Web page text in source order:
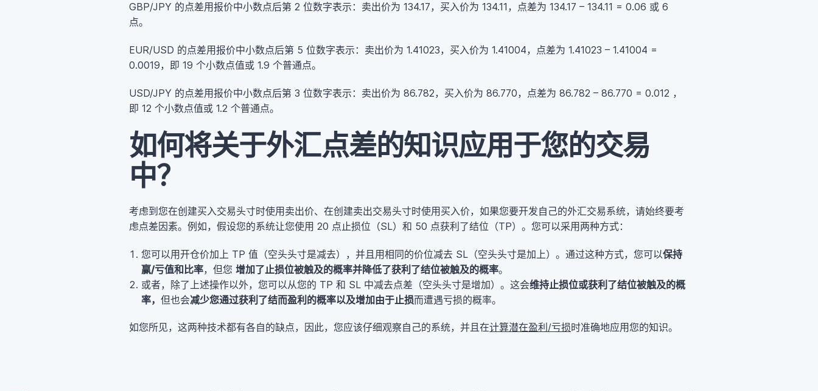
GBP/JPY 的点差用报价中小数点后第 2 位数字表示：卖出价为 134.17，买入价为 134.11，点差为 134.17 – 134.11 = 0.06 或 6
点。
EUR/USD 的点差用报价中小数点后第 5 位数字表示：卖出价为 1.41023，买入价为 1.41004，点差为 1.41023 – 1.41004 =
0.0019，即 19 个小数点值或 1.9 个普通点。
USD/JPY 的点差用报价中小数点后第 3 位数字表示：卖出价为 86.782，买入价为 86.770，点差为 86.782 – 86.770 = 0.012 ，
即 12 个小数点值或 1.2 个普通点。
如何将关于外汇点差的知识应用于您的交易
中？
考虑到您在创建买入交易头寸时使用卖出价、在创建卖出交易头寸时使用买入价，如果您要开发自己的外汇交易系统，请始终要考
虑点差因素。例如，假设您的系统让您使用 20 点止损位（SL）和 50 点获利了结位（TP）。您可以采用两种方式：
您可以用开仓价加上 TP 值（空头头寸是减去），并且用相同的价位减去 SL（空头头寸是加上）。通过这种方式，您可以保持
赢/亏值和比率，但您 增加了止损位被触及的概率并降低了获利了结位被触及的概率。
或者，除了上述操作以外，您可以从您的 TP 和 SL 中减去点差（空头头寸是增加）。这会维持止损位或获利了结位被触及的概
率， 但也会减少您通过获利了结而盈利的概率以及增加由于止损而遭遇亏损的概率。
如您所见，这两种技术都有各自的缺点，因此，您应该仔细观察自己的系统，并且在计算潜在盈利/亏损时准确地应用您的知识。